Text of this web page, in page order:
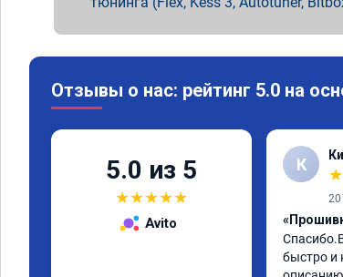
Отзывы о нас: рейтинг 5.0 на
5.0 из 5
★★★★★
Avito
К
★
20
быстро и